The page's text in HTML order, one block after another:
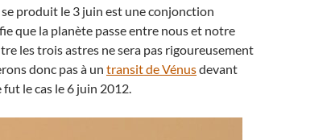
produit le 3 juin est une conjonction
que la planète passe entre nous et notre
les trois astres ne sera pas rigoureusement
donc pas à un transit de Vénusdevant
le cas le 6 juin 2012.